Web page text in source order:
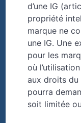
d’une IG
propriété
marque ne
une IG. Une
pour les
où
aux droits du
pourra
soit limitée